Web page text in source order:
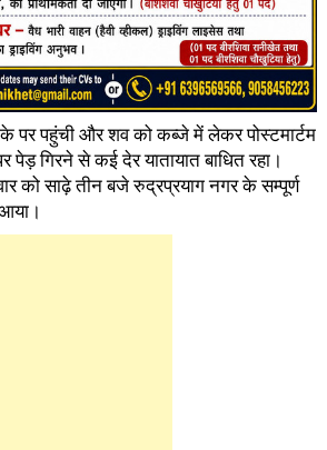
पर पहुंची और शव को कब्जे में लेकर पोस्टमार्टम
पेड़ गिरने से कई देर यातायात बाधित रहा।
को साढ़े तीन बजे रुद्रप्रयाग नगर के सम्पूर्ण